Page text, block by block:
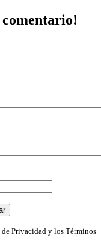
Privacidad y los Términos